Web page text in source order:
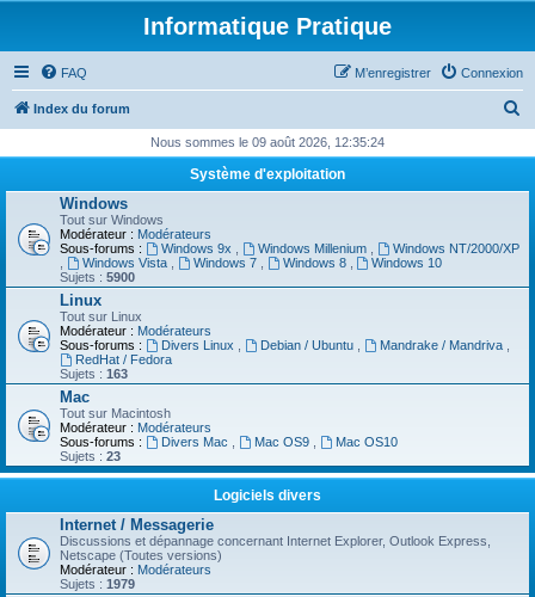
Informatique Pratique
FAQ Connexion
M’enregistrer
Index du forum
h
Nous sommes le 09 août 2026, 12:35:24
Système d'exploitation
Windows
Tout sur Windows
Modérateur : Modérateurs
Sous-forums :
Windows 9x Windows Millenium
Windows NT/2000/XP
Windows Vista Windows 7 Windows 8
Windows 10
Sujets : 5900
Linux
Tout sur Linux
Modérateur : Modérateurs
Sous-forums :
Divers Linux Debian / Ubuntu Mandrake / Mandriva
RedHat / Fedora
Sujets : 163
Mac
Tout sur Macintosh
Modérateur : Modérateurs
Sous-forums :
Divers Mac Mac OS9
Mac OS10
Sujets : 23
Logiciels divers
Internet / Messagerie
Discussions et dépannage concernant Internet Explorer, Outlook Express,
Netscape (Toutes versions)
Modérateur : Modérateurs
Sujets : 1979